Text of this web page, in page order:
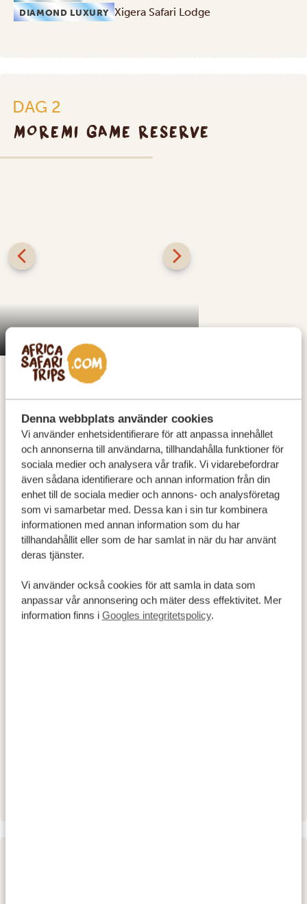
Denna webbplats använder cookies
Vi använder enhetsidentifierare för att anpassa innehållet
och annonserna till användarna, tillhandahålla funktioner för
sociala medier och analysera vår trafik. Vi vidarebefordrar
även sådana identifierare och annan information från din
enhet till de sociala medier och annons- och analysföretag
som vi samarbetar med. Dessa kan i sin tur kombinera
informationen med annan information som du har
tillhandahållit eller som de har samlat in när du har använt
deras tjänster.
Vi använder också cookies för att samla in data som
anpassar vår annonsering och mäter dess effektivitet. Mer
information finns i Googles integritetspolicy.
DIAMOND LUXURY Xigera Safari Lodge
DAG 2
MOREMI GAME RESERVE
Camp
I hjärtat av Okavangodeltat erbjuder Moremi Game
Reserve ett av Afrikas rikaste och mest varierade
safarilandskap. Reservatet täcker 40 % av denna
vildmark, som finns med på Unescos världsarvslista.
Här möts flodslätter, laguner och savann i en ständigt
föränderlig harmoni, formad av deltas årliga
översvämning som ger liv åt varje hörn. Förvänta dig
safariturer med kontrastersom till och med kan
upplevas med
kattdjur som rör sig tyst genom skogsklädda öar. Med
exceptionella möjligheter att observera vilda djur året